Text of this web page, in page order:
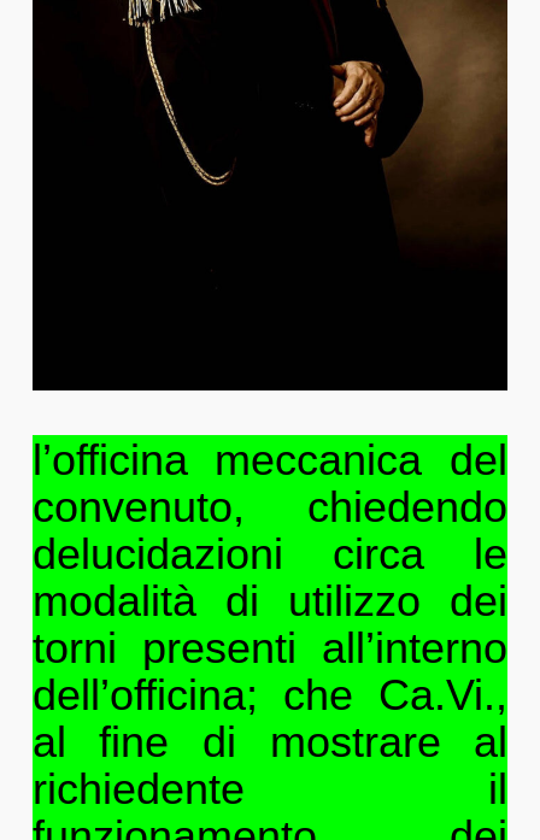
l’officina meccanica del
convenuto, chiedendo
delucidazioni circa le
modalità di utilizzo dei
torni presenti all’interno
dell’officina; che Ca.Vi.,
al fine di mostrare al
richiedente il